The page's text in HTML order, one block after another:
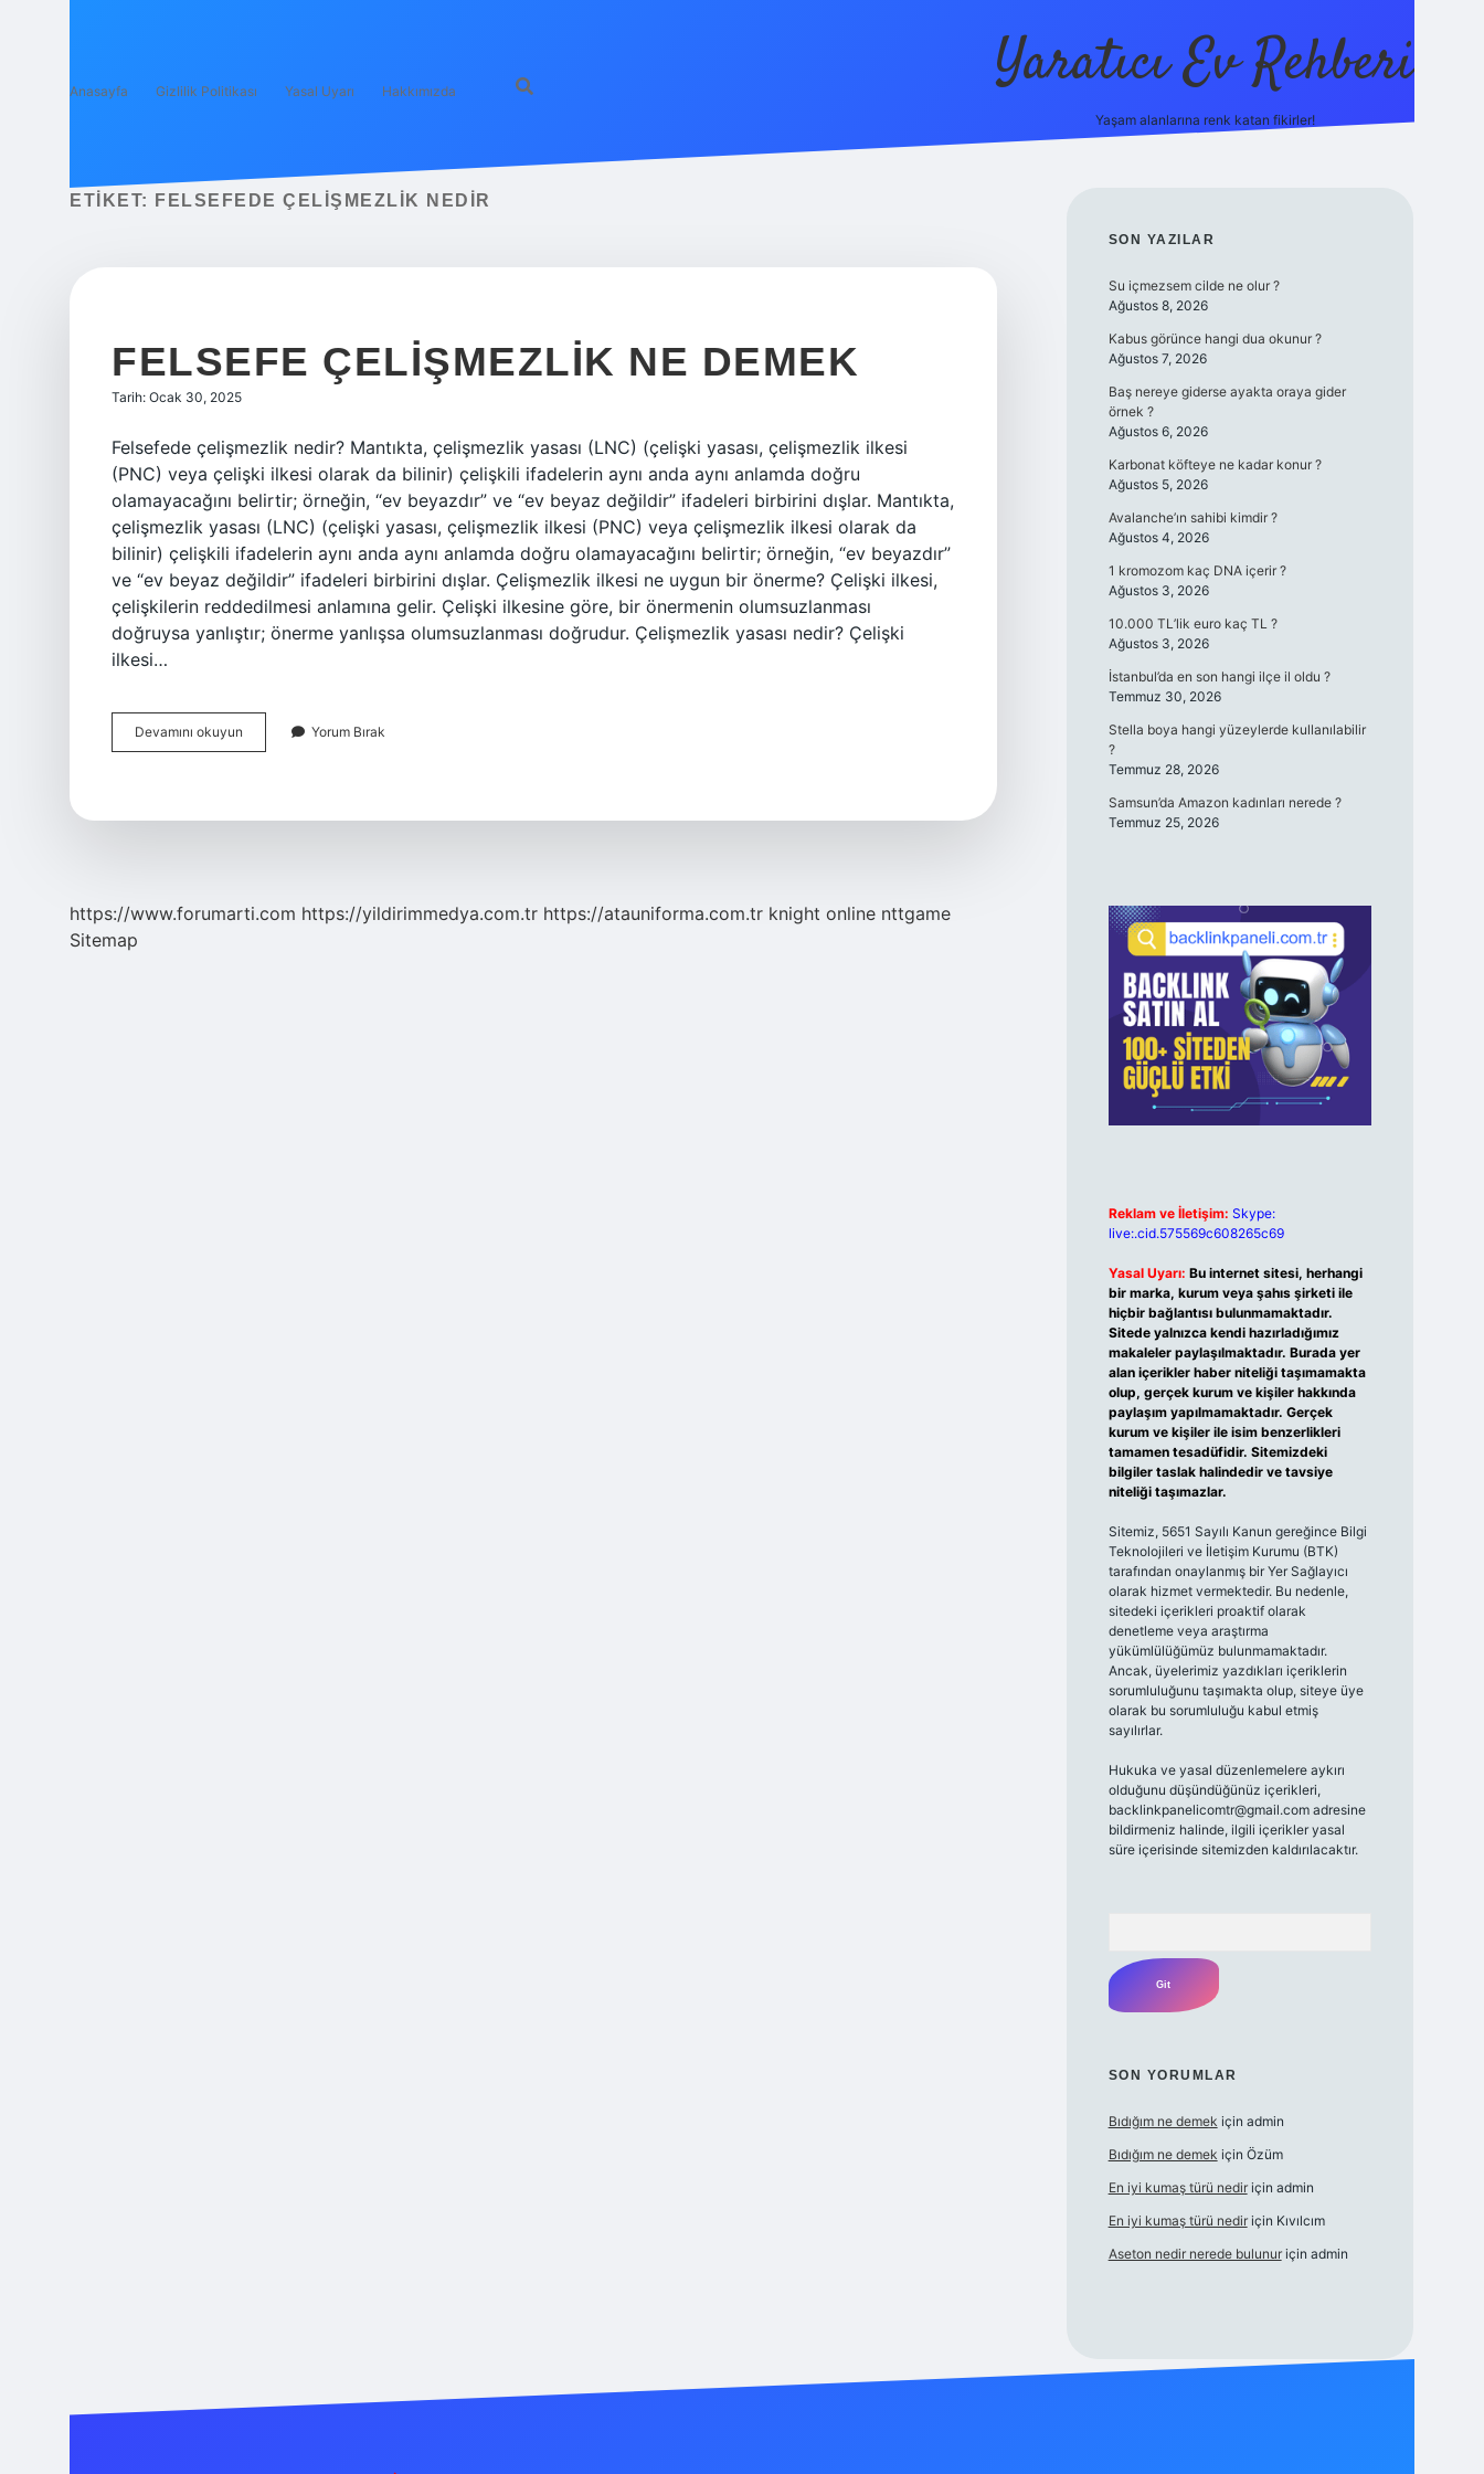
Anasayfa Gizlilik Politikası Yasal Uyarı Hakkımızda Yaratıcı Ev Rehberi
Yaşam alanlarına renk katan fikirler!
ETIKET: FELSEFEDE ÇELIŞMEZLIK NEDIR
FELSEFE ÇELIŞMEZLIK NE DEMEK
Tarih: Ocak 30, 2025
Felsefede çelişmezlik nedir? Mantıkta, çelişmezlik yasası (LNC) (çelişki yasası, çelişmezlik ilkesi
(PNC) veya çelişki ilkesi olarak da bilinir) çelişkili ifadelerin aynı anda aynı anlamda doğru
olamayacağını belirtir; örneğin, “ev beyazdır” ve “ev beyaz değildir” ifadeleri birbirini dışlar. Mantıkta,
çelişmezlik yasası (LNC) (çelişki yasası, çelişmezlik ilkesi (PNC) veya çelişmezlik ilkesi olarak da
bilinir) çelişkili ifadelerin aynı anda aynı anlamda doğru olamayacağını belirtir; örneğin, “ev beyazdır”
ve “ev beyaz değildir” ifadeleri birbirini dışlar. Çelişmezlik ilkesi ne uygun bir önerme? Çelişki ilkesi,
çelişkilerin reddedilmesi anlamına gelir. Çelişki ilkesine göre, bir önermenin olumsuzlanması
doğruysa yanlıştır; önerme yanlışsa olumsuzlanması doğrudur. Çelişmezlik yasası nedir? Çelişki
ilkesi…
Devamını okuyun
Çelişmezlik
Yorum Bırak
https://www.forumarti.com https://yildirimmedya.com.tr https://atauniforma.com.tr knight online nttgame
Sitemap
SIDEBAR
SON YAZILAR
Su içmezsem cilde ne olur ?
Ağustos 8, 2026
Kabus görünce hangi dua okunur ?
Ağustos 7, 2026
Baş nereye giderse ayakta oraya gider
örnek ?
Ağustos 6, 2026
Karbonat köfteye ne kadar konur ?
Ağustos 5, 2026
Avalanche’ın sahibi kimdir ?
Ağustos 4, 2026
1 kromozom kaç DNA içerir ?
Ağustos 3, 2026
10.000 TL’lik euro kaç TL ?
Ağustos 3, 2026
İstanbul’da en son hangi ilçe il oldu ?
Temmuz 30, 2026
Stella boya hangi yüzeylerde kullanılabilir
?
Temmuz 28, 2026
Samsun’da Amazon kadınları nerede ?
Temmuz 25, 2026
Reklam ve İletişim: Skype:
live:.cid.575569c608265c69
Yasal Uyarı: Bu internet sitesi, herhangi
bir marka, kurum veya şahıs şirketi ile
hiçbir bağlantısı bulunmamaktadır.
Sitede yalnızca kendi hazırladığımız
makaleler paylaşılmaktadır. Burada yer
alan içerikler haber niteliği taşımamakta
olup, gerçek kurum ve kişiler hakkında
paylaşım yapılmamaktadır. Gerçek
kurum ve kişiler ile isim benzerlikleri
tamamen tesadüfidir. Sitemizdeki
bilgiler taslak halindedir ve tavsiye
niteliği taşımazlar.
Sitemiz, 5651 Sayılı Kanun gereğince Bilgi
Teknolojileri ve İletişim Kurumu (BTK)
tarafından onaylanmış bir Yer Sağlayıcı
olarak hizmet vermektedir. Bu nedenle,
sitedeki içerikleri proaktif olarak
denetleme veya araştırma
yükümlülüğümüz bulunmamaktadır.
Ancak, üyelerimiz yazdıkları içeriklerin
sorumluluğunu taşımakta olup, siteye üye
olarak bu sorumluluğu kabul etmiş
sayılırlar.
Hukuka ve yasal düzenlemelere aykırı
olduğunu düşündüğünüz içerikleri,
backlinkpanelicomtr@gmail.comadresine
bildirmeniz halinde, ilgili içerikler yasal
süre içerisinde sitemizden kaldırılacaktır.
SON YORUMLAR
Bıdığım ne demek için admin
Bıdığım ne demek için Özüm
En iyi kumaş türü nediriçin admin
En iyi kumaş türü nediriçin Kıvılcım
Aseton nedir nerede bulunuriçin admin